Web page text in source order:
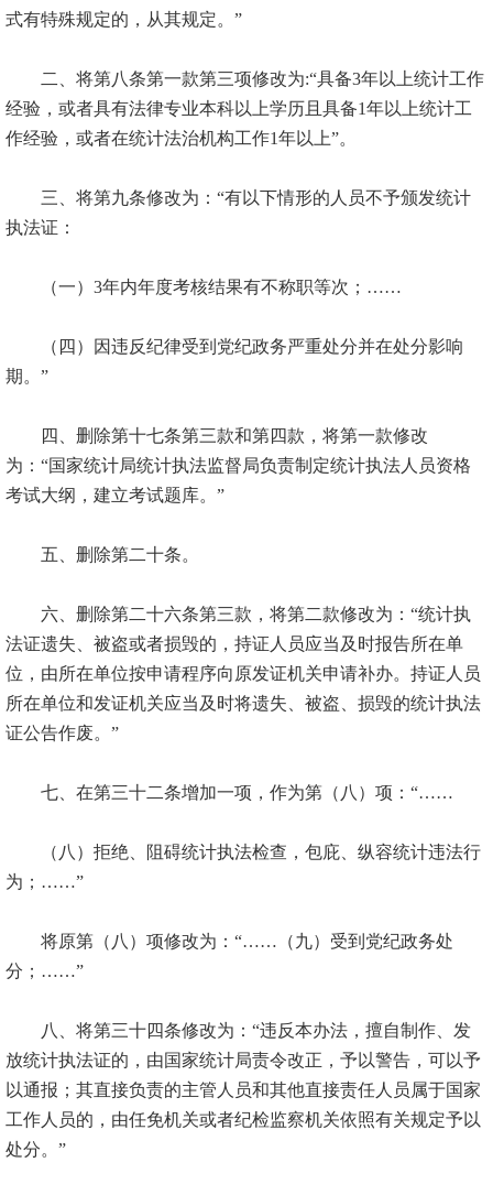
式有特殊规定的，从其规定。”
二、将第八条第一款第三项修改为:“具备3年以上统计工作
经验，或者具有法律专业本科以上学历且具备1年以上统计工
作经验，或者在统计法治机构工作1年以上”。
三、将第九条修改为：“有以下情形的人员不予颁发统计
执法证：
（一） 3年内年度考核结果有不称职等次；……
（四）因违反纪律受到党纪政务严重处分并在处分影响
期。”
四、删除第十七条第三款和第四款，将第一款修改
为：“国家统计局统计执法监督局负责制定统计执法人员资格
考试大纲，建立考试题库。”
五、删除第二十条。
六、删除第二十六条第三款，将第二款修改为：“统计执
法证遗失、被盗或者损毁的，持证人员应当及时报告所在单
位，由所在单位按申请程序向原发证机关申请补办。持证人员
所在单位和发证机关应当及时将遗失、被盗、损毁的统计执法
证公告作废。”
七、在第三十二条增加一项，作为第（八）项：“……
（八）拒绝、阻碍统计执法检查，包庇、纵容统计违法行
为；……”
将原第（八）项修改为：“……（九）受到党纪政务处
分；……”
八、将第三十四条修改为：“违反本办法，擅自制作、发
放统计执法证的，由国家统计局责令改正，予以警告，可以予
以通报；其直接负责的主管人员和其他直接责任人员属于国家
工作人员的，由任免机关或者纪检监察机关依照有关规定予以
处分。”